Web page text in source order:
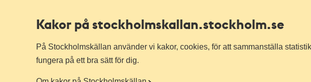
Kakor på stockholmskallan.stockholm.se
På Stockholmskällan använder vi kakor, cookies, för att sammanställa
fungera på ett bra sätt för dig.